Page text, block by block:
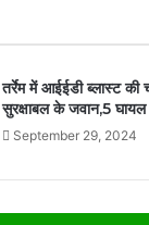
तर्रेम में आईईडी ब्लास्ट
सुरक्षाबल के जवान,5 घायल
September 29, 2024